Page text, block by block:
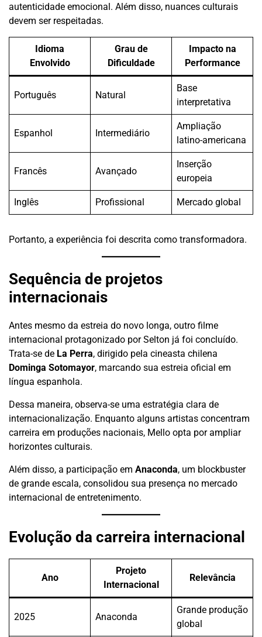
autenticidade emocional. Além disso, nuances culturais
devem ser respeitadas.
Idioma
Envolvido
Grau de
Dificuldade
Impacto na
Performance
Português Natural
Base
interpretativa
Espanhol Intermediário
Ampliação
latino-americana
Francês Avançado
Inserção
europeia
Inglês Profissional Mercado global
Portanto, a experiência foi descrita como transformadora.
Sequência de projetos
internacionais
Antes mesmo da estreia do novo longa, outro filme
internacional protagonizado por Selton já foi concluído.
Trata-se de La Perra, dirigido pela cineasta chilena
Dominga Sotomayor, marcando sua estreia oficial em
língua espanhola.
Dessa maneira, observa-se uma estratégia clara de
internacionalização. Enquanto alguns artistas concentram
carreira em produções nacionais, Mello opta por ampliar
horizontes culturais.
Além disso, a participação em Anaconda, um blockbuster
de grande escala, consolidou sua presença no mercado
internacional de entretenimento.
Evolução da carreira internacional
Ano
Projeto
Internacional
Relevância
2025 Anaconda
Grande produção
global